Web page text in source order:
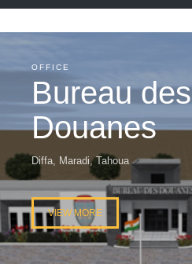
OFFICE
Bureau des
Douanes
Diffa, Maradi, Tahoua
VIEW MORE